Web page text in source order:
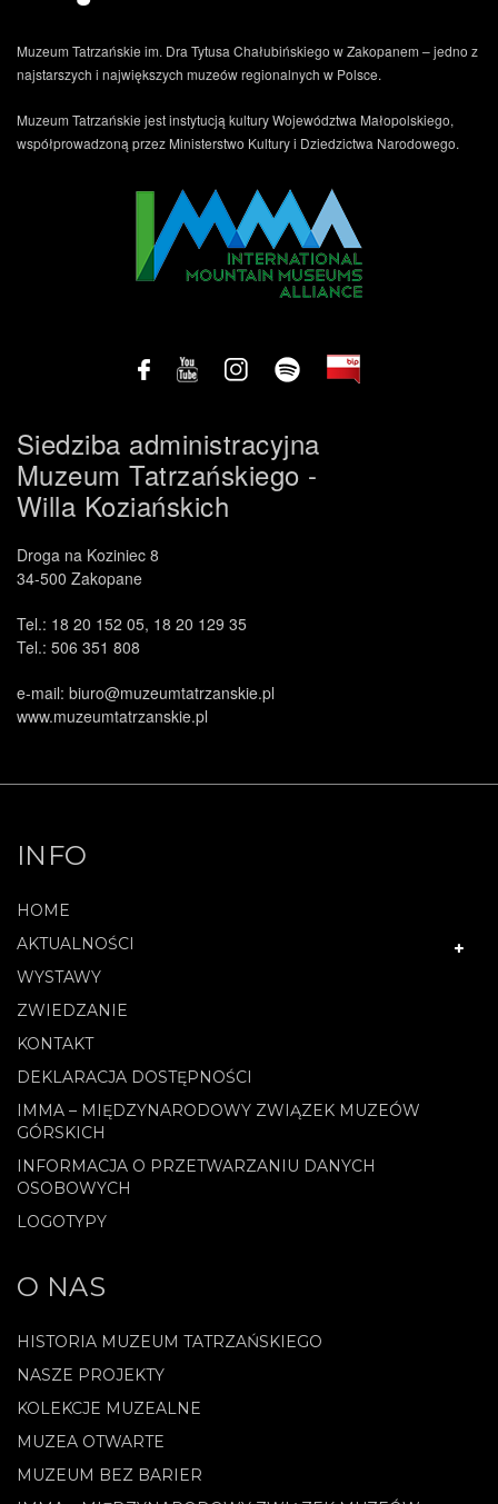
Muzeum Tatrzańskie im. Dra Tytusa Chałubińskiego w Zakopanem – jedno z
najstarszych i największych muzeów regionalnych w Polsce.
Muzeum Tatrzańskie jest instytucją kultury Województwa Małopolskiego,
współprowadzoną przez Ministerstwo Kultury i Dziedzictwa Narodowego.
Siedziba administracyjna
Muzeum Tatrzańskiego -
Willa Koziańskich
Droga na Koziniec 8
34-500 Zakopane
Tel.: 18 20 152 05, 18 20 129 35
Tel.: 506 351 808
e-mail: biuro@muzeumtatrzanskie.pl
www.muzeumtatrzanskie.pl
INFO
HOME
AKTUALNOŚCI
WYSTAWY
ZWIEDZANIE
KONTAKT
DEKLARACJA DOSTĘPNOŚCI
IMMA – MIĘDZYNARODOWY ZWIĄZEK MUZEÓW
GÓRSKICH
INFORMACJA O PRZETWARZANIU DANYCH
OSOBOWYCH
LOGOTYPY
O NAS
HISTORIA MUZEUM TATRZAŃSKIEGO
NASZE PROJEKTY
KOLEKCJE MUZEALNE
MUZEA OTWARTE
MUZEUM BEZ BARIER
.